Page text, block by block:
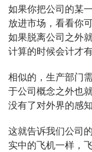
如果你把公司的某
放进市场，看看你
如果脱离公司之外
计算的时候会计才有
相似的，生产部门
于公司概念之外也
没有了对外界的感知
这就告诉我们公司
实中的飞机一样，